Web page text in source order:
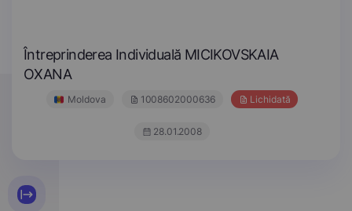
Întreprinderea Individuală MICIKOVSKAIA
OXANA
Moldova 1008602000636 Lichidată
28.01.2008